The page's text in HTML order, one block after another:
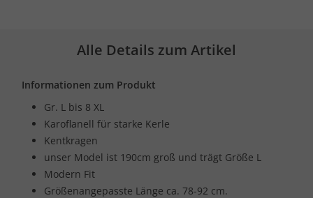
Alle Details zum Artikel
Informationen zum Produkt
Gr. L bis 8 XL
Karoflanell für starke Kerle
Kentkragen
unser Model ist 190cm groß und trägt Größe L
Modern Fit
Größenangepasste Länge ca. 78-92 cm.